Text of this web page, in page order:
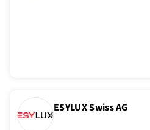
ESYLUX Swiss AG